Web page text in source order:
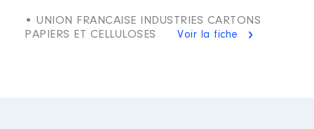
• UNION FRANCAISE INDUSTRIES CARTONS
PAPIERS ET CELLULOSES
Voir la fiche